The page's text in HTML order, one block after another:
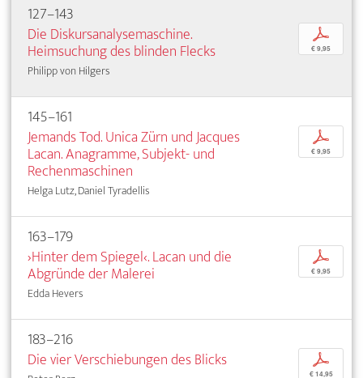
127–143
Die Diskursanalysemaschine.
Heimsuchung des blinden Flecks
Philipp von Hilgers
p
€ 9,95
145–161
Jemands Tod. Unica Zürn und Jacques
Lacan. Anagramme, Subjekt- und
Rechenmaschinen
Helga Lutz, Daniel Tyradellis
p
€ 9,95
163–179
›Hinter dem Spiegel‹. Lacan und die
Abgründe der Malerei
Edda Hevers
p
€ 9,95
183–216
Die vier Verschiebungen des Blicks
p
€ 14,95